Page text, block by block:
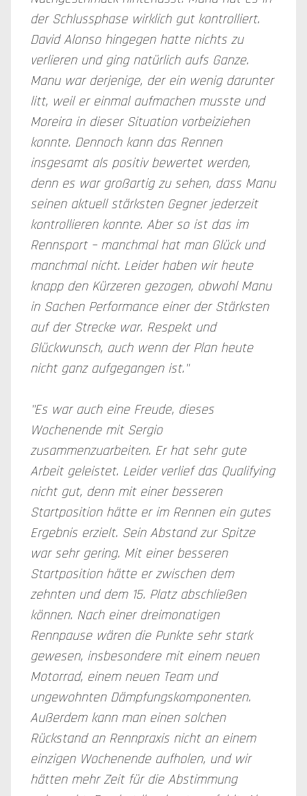
der Schlussphase wirklich gut kontrolliert.
David Alonso hingegen hatte nichts zu
verlieren und ging natürlich aufs Ganze.
Manu war derjenige, der ein wenig darunter
litt, weil er einmal aufmachen musste und
Moreira in dieser Situation vorbeiziehen
konnte. Dennoch kann das Rennen
insgesamt als positiv bewertet werden,
denn es war großartig zu sehen, dass Manu
seinen aktuell stärksten Gegner jederzeit
kontrollieren konnte. Aber so ist das im
Rennsport – manchmal hat man Glück und
manchmal nicht. Leider haben wir heute
knapp den Kürzeren gezogen, obwohl Manu
in Sachen Performance einer der Stärksten
auf der Strecke war. Respekt und
Glückwunsch, auch wenn der Plan heute
nicht ganz aufgegangen ist."
"Es war auch eine Freude, dieses
Wochenende mit Sergio
zusammenzuarbeiten. Er hat sehr gute
Arbeit geleistet. Leider verlief das Qualifying
nicht gut, denn mit einer besseren
Startposition hätte er im Rennen ein gutes
Ergebnis erzielt. Sein Abstand zur Spitze
war sehr gering. Mit einer besseren
Startposition hätte er zwischen dem
zehnten und dem 15. Platz abschließen
können. Nach einer dreimonatigen
Rennpause wären die Punkte sehr stark
gewesen, insbesondere mit einem neuen
Motorrad, einem neuen Team und
ungewohnten Dämpfungskomponenten.
Außerdem kann man einen solchen
Rückstand an Rennpraxis nicht an einem
einzigen Wochenende aufholen, und wir
hätten mehr Zeit für die Abstimmung